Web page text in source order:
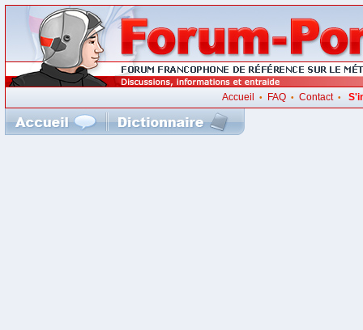
Accueil • FAQ• Contact•